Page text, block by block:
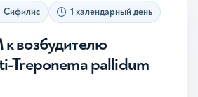
Сифилис 1 календарный день
возбудителю
Treponema pallidum